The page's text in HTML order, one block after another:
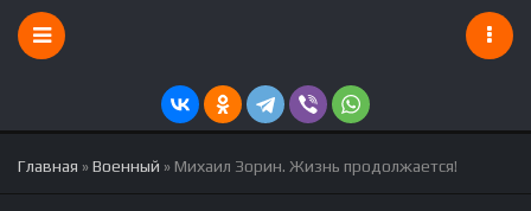
Главная »Военный » Михаил Зорин. Жизнь продолжается!